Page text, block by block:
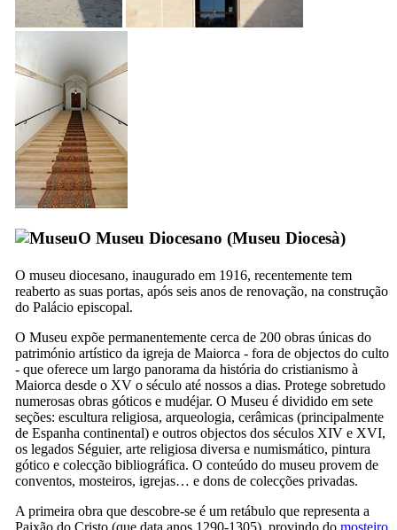
O Museu Diocesano (Museu Diocesà)
O museu diocesano, inaugurado em 1916, recentemente tem
reaberto as suas portas, após seis anos de renovação, na construção
do Palácio episcopal.
O Museu expõe permanentemente cerca de 200 obras únicas do
património artístico da igreja de Maiorca - fora de objectos do culto
- que oferece um largo panorama da história do cristianismo à
Maiorca desde o XV o século até nossos a dias. Protege sobretudo
numerosas obras góticos e mudéjar. O Museu é dividido em sete
seções: escultura religiosa, arqueologia, cerâmicas (principalmente
de Espanha continental) e outros objectos dos séculos XIV e XVI,
os legados Séguier, arte religiosa diversa e numismático, pintura
gótico e colecção bibliográfica. O conteúdo do museu provem de
conventos, mosteiros, igrejas… e dons de colecções privadas.
A primeira obra que descobre-se é um retábulo que representa a
Paixão do Cristo (que data anos 1290-1305), provindo do mosteiro